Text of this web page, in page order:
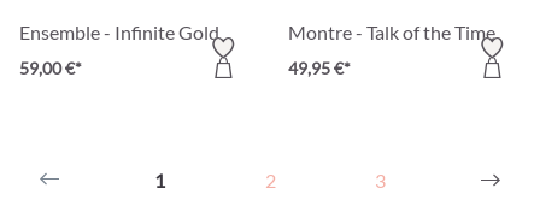
Ensemble - Infinite Gold
59,00 €*
Montre - Talk of the Time
49,95 €*
1 2 3